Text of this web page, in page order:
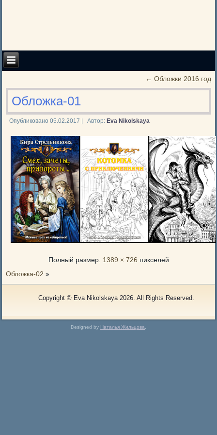
← Обложки 2016 год
Обложка-01
Опубликовано 05.02.2017 Автор: Eva Nikolskaya
Полный размер: 1389 × 726 пикселей
Обложка-02 »
Copyright © Eva Nikolskaya 2026. All Rights Reserved.
Designed by Наталья Жильцова